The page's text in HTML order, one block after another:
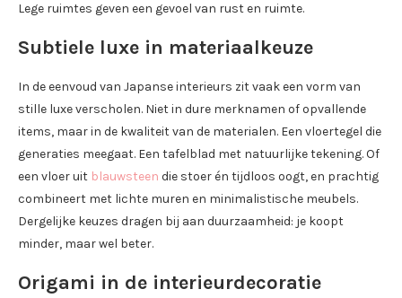
Lege ruimtes geven een gevoel van rust en ruimte.
Subtiele luxe in materiaalkeuze
In de eenvoud van Japanse interieurs zit vaak een vorm van
stille luxe verscholen. Niet in dure merknamen of opvallende
items, maar in de kwaliteit van de materialen. Een vloertegel die
generaties meegaat. Een tafelblad met natuurlijke tekening. Of
een vloer uit blauwsteen die stoer én tijdloos oogt, en prachtig
combineert met lichte muren en minimalistische meubels.
Dergelijke keuzes dragen bij aan duurzaamheid: je koopt
minder, maar wel beter.
Origami in de interieurdecoratie